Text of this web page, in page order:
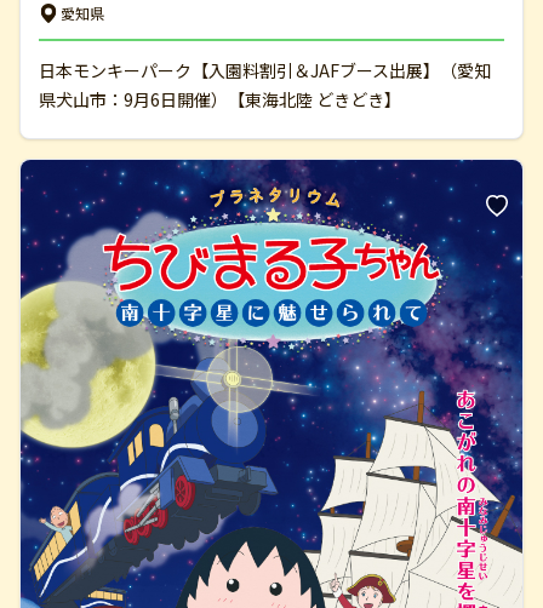
愛知県
日本モンキーパーク【入園料割引＆JAFブース出展】（愛知
県犬山市：9月6日開催）【東海北陸 どきどき】